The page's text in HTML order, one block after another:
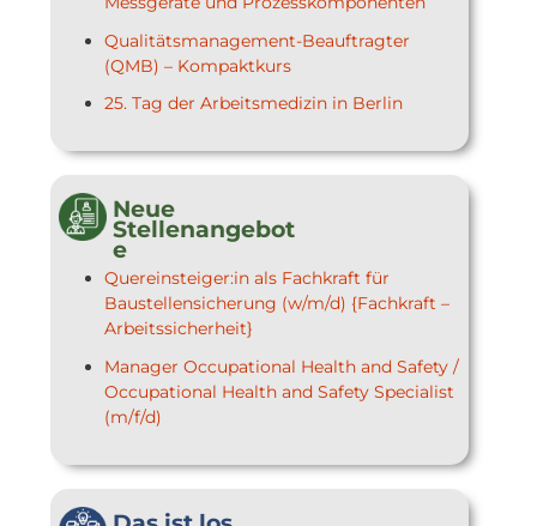
Qualitätsmanagement-Beauftragter
(QMB) – Kompaktkurs
25. Tag der Arbeitsmedizin in Berlin
Neue
Stellenangebot
e
Quereinsteiger:in als Fachkraft für
Baustellensicherung (w/m/d) {Fachkraft –
Arbeitssicherheit}
Manager Occupational Health and Safety /
Occupational Health and Safety Specialist
(m/f/d)